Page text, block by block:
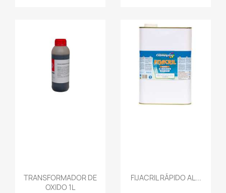
TRANSFORMADOR DE
OXIDO 1L
FIJACRIL RÁPIDO AL...